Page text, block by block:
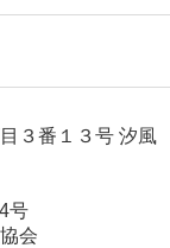
３番１３号 汐風
号
会